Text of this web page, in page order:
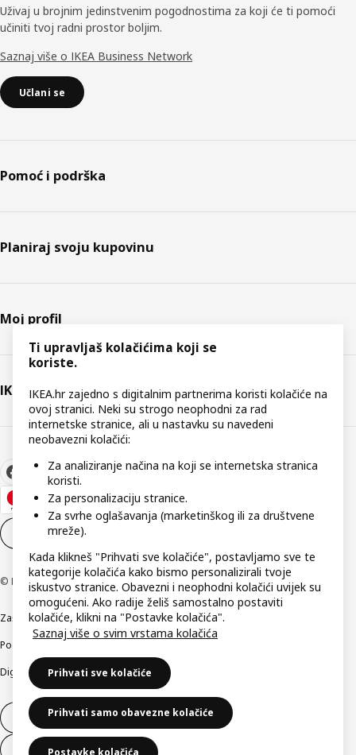
Uživaj u brojnim jedinstvenim pogodnostima za koji će ti pomoći
učiniti tvoj radni prostor boljim.
Saznaj više o IKEA Business Network
Učlani se
Pomoć i podrška
Planiraj svoju kupovinu
Moj profil
IKEA
Postavke kolačića
© Inter IKEA Systems B.V 1999-2026
Zaštita privatnostiKako koristimo kolačiće (Cookies)
Podaci o tvrtki IKEA Hrvatska
Digitalna pristupačnost
Jednostrani raskid ugovora
Jednostrani raskid ugovora za usluge
Ti upravljaš kolačićima koji se
koriste.
IKEA.hr zajedno s digitalnim partnerima koristi kolačiće na
ovoj stranici. Neki su strogo neophodni za rad
internetske stranice, ali u nastavku su navedeni
neobavezni kolačići:
Za analiziranje načina na koji se internetska stranica
koristi.
Za personalizaciju stranice.
Za svrhe oglašavanja (marketinškog ili za društvene
mreže).
Kada klikneš "Prihvati sve kolačiće", postavljamo sve te
kategorije kolačića kako bismo personalizirali tvoje
iskustvo stranice. Obavezni i neophodni kolačići uvijek su
omogućeni. Ako radije želiš samostalno postaviti
kolačiće, klikni na "Postavke kolačića".
Saznaj više o svim vrstama kolačića
Prihvati sve kolačiće
Prihvati samo obavezne kolačiće
Postavke kolačića